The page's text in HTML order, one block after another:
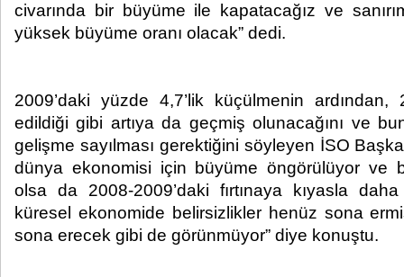
civarında bir büyüme ile kapatacağız ve
yüksek büyüme oranı olacak” dedi.
2009’daki yüzde 4,7’lik küçülmenin ardından,
edildiği gibi artıya da geçmiş olunacağını ve
gelişme sayılması gerektiğini söyleyen İSO
dünya ekonomisi için büyüme öngörülüyor ve
olsa da 2008-2009’daki fırtınaya kıyasla
küresel ekonomide belirsizlikler henüz sona
sona erecek gibi de görünmüyor” diye konuştu.